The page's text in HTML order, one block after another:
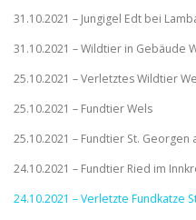
31.10.2021 – Jungigel Edt bei
31.10.2021 – Wildtier in Gebäude
25.10.2021 – Verletztes Wildtier
25.10.2021 – Fundtier Wels
25.10.2021 – Fundtier St. Georgen
24.10.2021 – Fundtier Ried im
24.10.2021 – Verletzte Fundkatze